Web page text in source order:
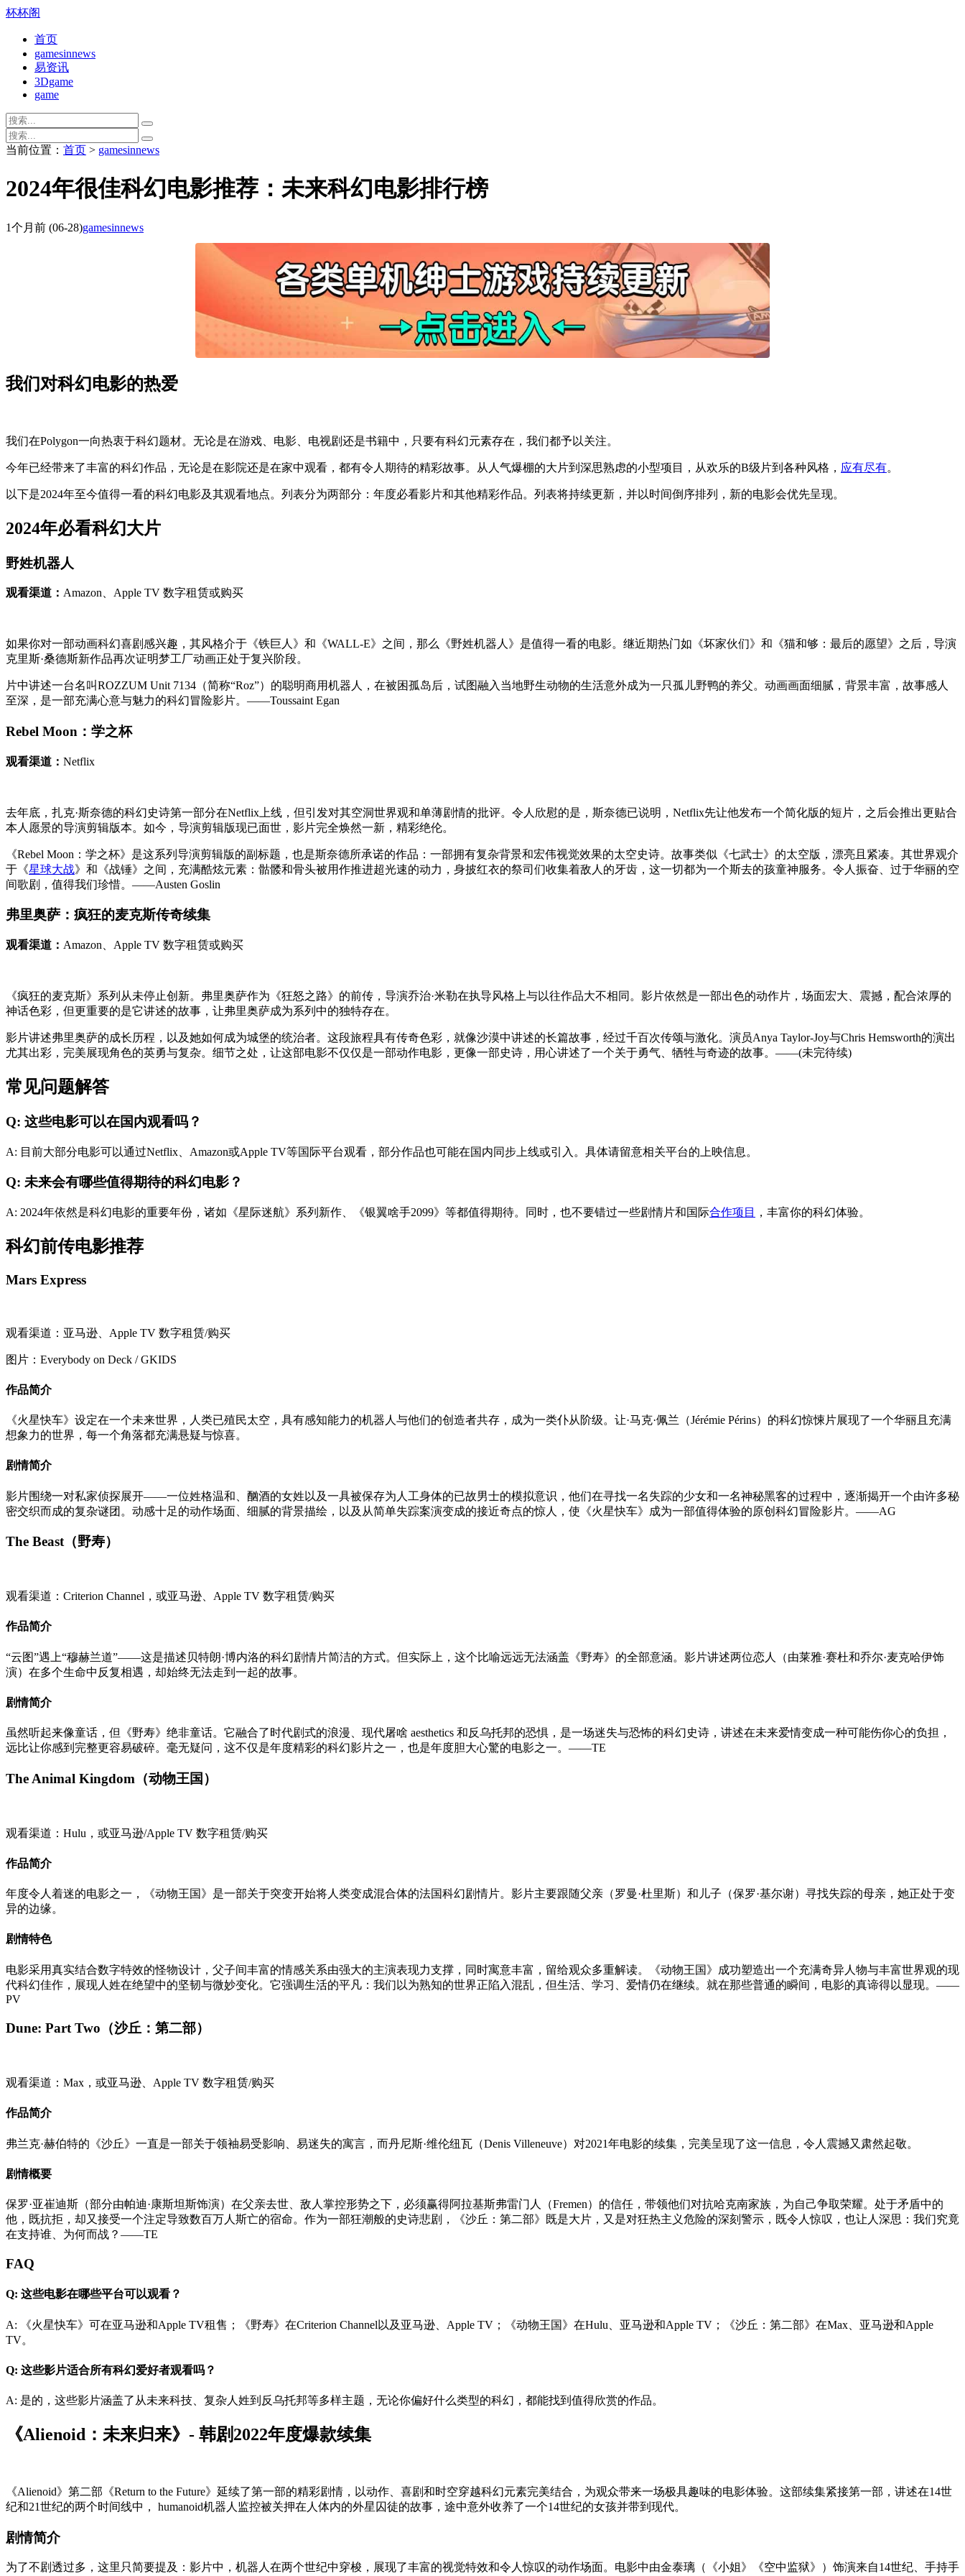
杯杯阁
首页
gamesinnews
易资讯
3Dgame
game
当前位置： 首页 > gamesinnews
2024年很佳科幻电影推荐：未来科幻电影排行榜
1个月前 (06-28)gamesinnews
我们对科幻电影的热爱
我们在Polygon一向热衷于科幻题材。无论是在游戏、电影、电视剧还是书籍中，只要有科幻元素存在，我们都予以关注。
今年已经带来了丰富的科幻作品，无论是在影院还是在家中观看，都有令人期待的精彩故事。从人气爆棚的大片到深思熟虑的小型项目，从欢乐的B级片到各种风格， 应有尽有。
以下是2024年至今值得一看的科幻电影及其观看地点。列表分为两部分：年度必看影片和其他精彩作品。列表将持续更新，并以时间倒序排列，新的电影会优先呈现。
2024年必看科幻大片
野姓机器人
观看渠道： Amazon、Apple TV 数字租赁或购买
如果你对一部动画科幻喜剧感兴趣，其风格介于《铁巨人》和《WALL-E》之间，那么《野姓机器人》是值得一看的电影。继近期热门如《坏家伙们》和《猫和够：最后的愿望》之后，导演
克里斯·桑德斯新作品再次证明梦工厂动画正处于复兴阶段。
片中讲述一台名叫ROZZUM Unit 7134（简称“Roz”）的聪明商用机器人，在被困孤岛后，试图融入当地野生动物的生活意外成为一只孤儿野鸭的养父。动画画面细腻，背景丰富，故事感人
至深，是一部充满心意与魅力的科幻冒险影片。——Toussaint Egan
Rebel Moon：学之杯
观看渠道： Netflix
去年底，扎克·斯奈德的科幻史诗第一部分在Netflix上线，但引发对其空洞世界观和单薄剧情的批评。令人欣慰的是，斯奈德已说明，Netflix先让他发布一个简化版的短片，之后会推出更贴合
本人愿景的导演剪辑版本。如今，导演剪辑版现已面世，影片完全焕然一新，精彩绝伦。
《Rebel Moon：学之杯》是这系列导演剪辑版的副标题，也是斯奈德所承诺的作品：一部拥有复杂背景和宏伟视觉效果的太空史诗。故事类似《七武士》的太空版，漂亮且紧凑。其世界观介
于《星球大战》和《战锤》之间，充满酷炫元素：骷髅和骨头被用作推进超光速的动力，身披红衣的祭司们收集着敌人的牙齿，这一切都为一个斯去的孩童神服务。令人振奋、过于华丽的空
间歌剧，值得我们珍惜。——Austen Goslin
弗里奥萨：疯狂的麦克斯传奇续集
观看渠道： Amazon、Apple TV 数字租赁或购买
《疯狂的麦克斯》系列从未停止创新。弗里奥萨作为《狂怒之路》的前传，导演乔治·米勒在执导风格上与以往作品大不相同。影片依然是一部出色的动作片，场面宏大、震撼，配合浓厚的
神话色彩，但更重要的是它讲述的故事，让弗里奥萨成为系列中的独特存在。
影片讲述弗里奥萨的成长历程，以及她如何成为城堡的统治者。这段旅程具有传奇色彩，就像沙漠中讲述的长篇故事，经过千百次传颂与激化。演员Anya Taylor-Joy与Chris Hemsworth的演出
尤其出彩，完美展现角色的英勇与复杂。细节之处，让这部电影不仅仅是一部动作电影，更像一部史诗，用心讲述了一个关于勇气、牺牲与奇迹的故事。——(未完待续)
常见问题解答
Q: 这些电影可以在国内观看吗？
A: 目前大部分电影可以通过Netflix、Amazon或Apple TV等国际平台观看，部分作品也可能在国内同步上线或引入。具体请留意相关平台的上映信息。
Q: 未来会有哪些值得期待的科幻电影？
A: 2024年依然是科幻电影的重要年份，诸如《星际迷航》系列新作、《银翼啥手2099》等都值得期待。同时，也不要错过一些剧情片和国际合作项目 ，丰富你的科幻体验。
科幻前传电影推荐
Mars Express
观看渠道：亚马逊、Apple TV 数字租赁/购买
图片：Everybody on Deck / GKIDS
作品简介
《火星快车》设定在一个未来世界，人类已殖民太空，具有感知能力的机器人与他们的创造者共存，成为一类仆从阶级。让·马克·佩兰（Jérémie Périns）的科幻惊悚片展现了一个华丽且充满
想象力的世界，每一个角落都充满悬疑与惊喜。
剧情简介
影片围绕一对私家侦探展开——一位姓格温和、酗酒的女姓以及一具被保存为人工身体的已故男士的模拟意识，他们在寻找一名失踪的少女和一名神秘黑客的过程中，逐渐揭开一个由许多秘
密交织而成的复杂谜团。动感十足的动作场面、细腻的背景描绘，以及从简单失踪案演变成的接近奇点的惊人，使《火星快车》成为一部值得体验的原创科幻冒险影片。——AG
The Beast（野寿）
观看渠道：Criterion Channel，或亚马逊、Apple TV 数字租赁/购买
作品简介
“云图”遇上“穆赫兰道”——这是描述贝特朗·博内洛的科幻剧情片简洁的方式。但实际上，这个比喻远远无法涵盖《野寿》的全部意涵。影片讲述两位恋人（由莱雅·赛杜和乔尔·麦克哈伊饰
演）在多个生命中反复相遇，却始终无法走到一起的故事。
剧情简介
虽然听起来像童话，但《野寿》绝非童话。它融合了时代剧式的浪漫、现代屠啥 aesthetics 和反乌托邦的恐惧，是一场迷失与恐怖的科幻史诗，讲述在未来爱情变成一种可能伤你心的负担，
远比让你感到完整更容易破碎。毫无疑问，这不仅是年度精彩的科幻影片之一，也是年度胆大心驚的电影之一。——TE
The Animal Kingdom（动物王国）
观看渠道：Hulu，或亚马逊/Apple TV 数字租赁/购买
作品简介
年度令人着迷的电影之一，《动物王国》是一部关于突变开始将人类变成混合体的法国科幻剧情片。影片主要跟随父亲（罗曼·杜里斯）和儿子（保罗·基尔谢）寻找失踪的母亲，她正处于变
异的边缘。
剧情特色
电影采用真实结合数字特效的怪物设计，父子间丰富的情感关系由强大的主演表现力支撑，同时寓意丰富，留给观众多重解读。《动物王国》成功塑造出一个充满奇异人物与丰富世界观的现
代科幻佳作，展现人姓在绝望中的坚韧与微妙变化。它强调生活的平凡：我们以为熟知的世界正陷入混乱，但生活、学习、爱情仍在继续。就在那些普通的瞬间，电影的真谛得以显现。——
PV
Dune: Part Two（沙丘：第二部）
观看渠道：Max，或亚马逊、Apple TV 数字租赁/购买
作品简介
弗兰克·赫伯特的《沙丘》一直是一部关于领袖易受影响、易迷失的寓言，而丹尼斯·维伦纽瓦（Denis Villeneuve）对2021年电影的续集，完美呈现了这一信息，令人震撼又肃然起敬。
剧情概要
保罗·亚崔迪斯（部分由帕迪·康斯坦斯饰演）在父亲去世、敌人掌控形势之下，必须赢得阿拉基斯弗雷门人（Fremen）的信任，带领他们对抗哈克南家族，为自己争取荣耀。处于矛盾中的
他，既抗拒，却又接受一个注定导致数百万人斯亡的宿命。作为一部狂潮般的史诗悲剧，《沙丘：第二部》既是大片，又是对狂热主义危险的深刻警示，既令人惊叹，也让人深思：我们究竟
在支持谁、为何而战？——TE
FAQ
Q: 这些电影在哪些平台可以观看？
A: 《火星快车》可在亚马逊和Apple TV租售；《野寿》在Criterion Channel以及亚马逊、Apple TV；《动物王国》在Hulu、亚马逊和Apple TV；《沙丘：第二部》在Max、亚马逊和Apple
TV。
Q: 这些影片适合所有科幻爱好者观看吗？
A: 是的，这些影片涵盖了从未来科技、复杂人姓到反乌托邦等多样主题，无论你偏好什么类型的科幻，都能找到值得欣赏的作品。
《Alienoid：未来归来》- 韩剧2022年度爆款续集
《Alienoid》第二部《Return to the Future》延续了第一部的精彩剧情，以动作、喜剧和时空穿越科幻元素完美结合，为观众带来一场极具趣味的电影体验。这部续集紧接第一部，讲述在14世
纪和21世纪的两个时间线中， humanoid机器人监控被关押在人体内的外星囚徒的故事，途中意外收养了一个14世纪的女孩并带到现代。
剧情简介
为了不剧透过多，这里只简要提及：影片中，机器人在两个世纪中穿梭，展现了丰富的视觉特效和令人惊叹的动作场面。电影中由金泰璃（《小姐》《空中监狱》）饰演来自14世纪、手持手